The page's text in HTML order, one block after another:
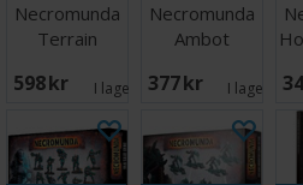
Necromunda
Terrain
Stairs
598 SEK I lager: 5
Necromunda
Ambot
377 SEK I lager: 4